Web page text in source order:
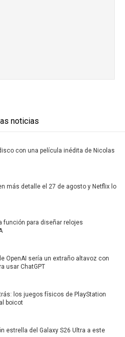
noticias
con una película inédita de Nicolas
más detalle el 27 de agosto y Netflix lo
función para diseñar relojes
OpenAI sería un extraño altavoz con
usar ChatGPT
los juegos físicos de PlayStation
boicot
estrella del Galaxy S26 Ultra a este